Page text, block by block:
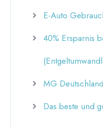
E-Auto
40% Ersparnis
MG Deutschland
Das beste und